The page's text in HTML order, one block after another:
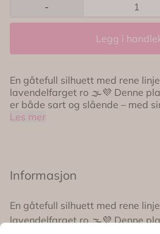
-
Legg i
En gåtefull silhuett med rene
lavendelfarget ro 🌫️💜 Denne
er både sart og slående – med
striper og kontrastfulle detaljer
kunstnerisk atmosfære i hjemmet ✨ 🖨️ Trykket på
Leveres uten ramme 🎨 Illustrert av Bea Muller for
Poster and Frame 🇩🇰 Designet og produsert i
Danmark
Les mer
Informasjon
En gåtefull silhuett med rene
lavendelfarget ro 🌫️💜 Denne